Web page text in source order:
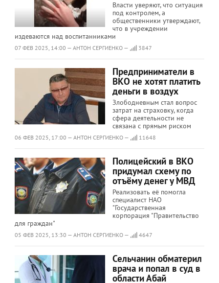
Власти уверяют, что ситуация
под контролем, а
общественники утверждают,
что в учреждении
издеваются над воспитанниками
07 ФЕВ 2025, 14:00 — АНТОН СЕРГИЕНКО — 3847
Предприниматели в
ВКО не хотят платить
деньги в воздух
Злободневным стал вопрос
затрат на страховку, когда
сфера деятельности не
связана с прямым риском
06 ФЕВ 2025, 17:00 — АНТОН СЕРГИЕНКО — 11648
Полицейский в ВКО
придумал схему по
отъёму денег у МВД
Реализовать её помогла
специалист НАО
"Государственная
корпорация "Правительство
для граждан"
05 ФЕВ 2025, 13:30 — АНТОН СЕРГИЕНКО — 4647
Сельчанин обматерил
врача и попал в суд в
области Абай